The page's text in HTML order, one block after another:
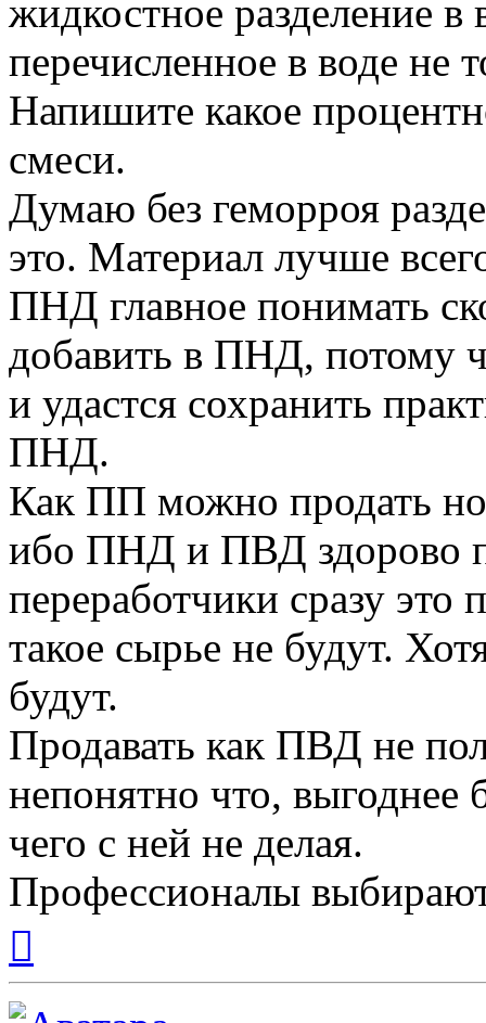
жидкостное разделение
перечисленное в воде не
Напишите какое
смеси.
Думаю без геморроя
это. Материал лучше
ПНД главное понимать
добавить в ПНД, потому
и удастся сохранить
ПНД.
Как ПП можно продать но
ибо ПНД и ПВД здорово
переработчики сразу
такое сырье не будут.
будут.
Продавать как ПВД не
непонятно что, выгоднее
чего с ней не делая.
Профессионалы
началу